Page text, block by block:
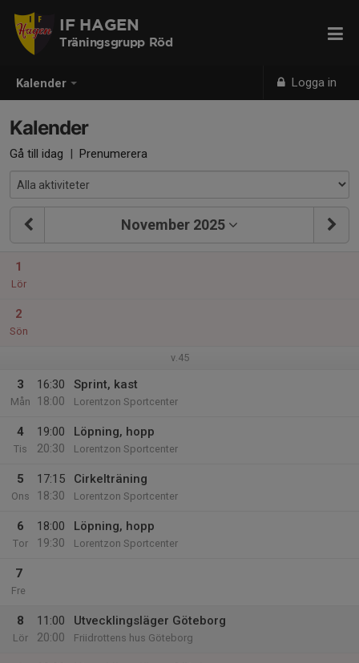
Kalender Logga in
IF HAGEN
Träningsgrupp Röd
Kalender
Gå till idag | Prenumerera
November 2025
1
Lör
2
Sön
v.45
3
Mån
16:30
18:00
Sprint, kast
Lorentzon Sportcenter
4
Tis
19:00
20:30
Löpning, hopp
Lorentzon Sportcenter
5
Ons
17:15
18:30
Cirkelträning
Lorentzon Sportcenter
6
Tor
18:00
19:30
Löpning, hopp
Lorentzon Sportcenter
7
Fre
8
Lör
11:00
20:00
Utvecklingsläger Göteborg
Friidrottens hus Göteborg